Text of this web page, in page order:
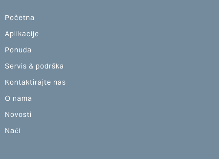
Početna
Aplikacije
Ponuda
Servis & podrška
Kontaktirajte nas
O nama
Novosti
Naći